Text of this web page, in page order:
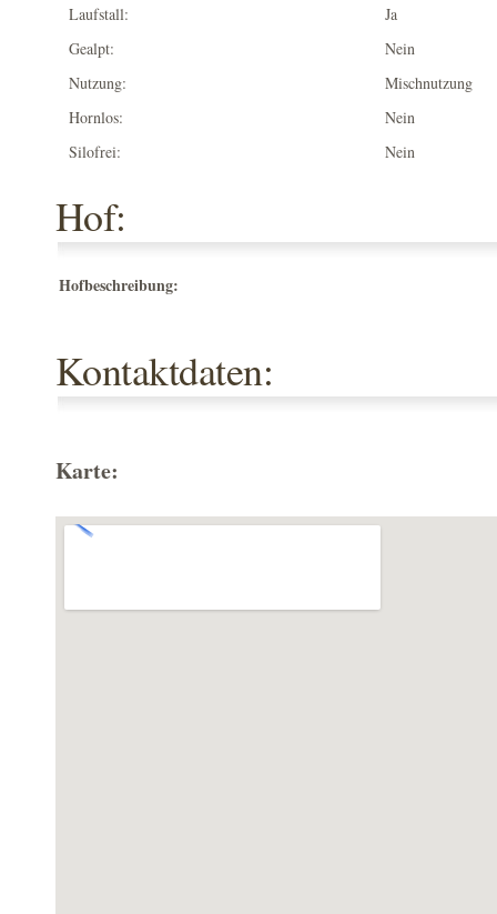
Laufstall:
Ja
Gealpt:
Nein
Nutzung:
Mischnutzung
Hornlos:
Nein
Silofrei:
Nein
Hof:
Hofbeschreibung:
Kontaktdaten:
Karte: